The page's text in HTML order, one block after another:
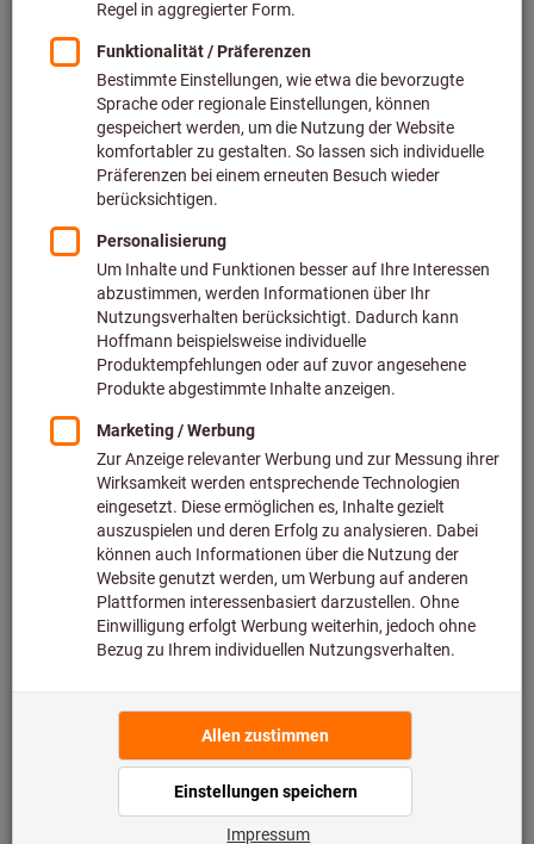
Hautschutz und Erste Hilfe (130)
Sicherheitsschilder (207)
Erweitertes Produktsortiment (1378)
PSA richtig auswählen – mit unserem
Online-Ratgeber
Welche Schutzausrüstung passt zu Ihrer
Aufgabe? Der Ratgeber erklärt Normen,
wählen.
Zum PSA-Ratgeber
Welche PSA für Ihre Branche die Beste ist
Erfahren Sie, welche PSA-Lösungen für Ihre
Branche sinnvoll sind, wie Sie Kosten und
Risiken optimieren und Normen sicher
einhalten.
Jetzt Whitepaper herunterladen